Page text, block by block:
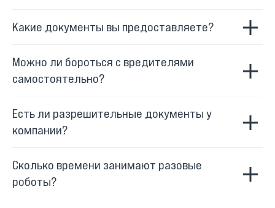
Какие документы вы предоставляете?
Можно ли бороться с вредителями
самостоятельно?
Есть ли разрешительные документы у
компании?
Сколько времени занимают разовые
роботы?